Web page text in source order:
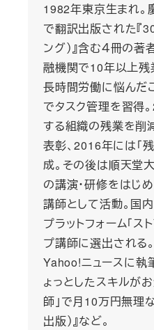
1982年東京生まれ。
で翻訳出版された『
ング）』含む４冊の
融機関で10年以上残
長時間労働に悩んだ
でタスク管理を習得
する組織の残業を削
表彰、2016年には「
成。その後は順天堂
の講演・研修をはじ
講師として活動。国
プラットフォーム「ス
プ講師に選出される。
Yahoo!ニュースに執
ょっとしたスキルが
師」で月10万円無理
出版）』など。